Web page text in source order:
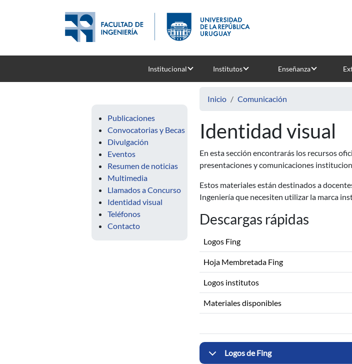
Institucional Institutos Enseñanza
Publicaciones
Convocatorias y Becas
Divulgación
Eventos
Resumen de noticias
Multimedia
Llamados a Concurso
Identidad visual
Teléfonos
Contacto
Inicio Comunicación
Identidad visual
En esta sección encontrarás los recursos
presentaciones y comunicaciones
Estos materiales están destinados a
Ingeniería que necesiten utilizar la marca
Descargas rápidas
Logos Fing
Hoja Membretada Fing
Logos institutos
Materiales disponibles
Logos de Fing